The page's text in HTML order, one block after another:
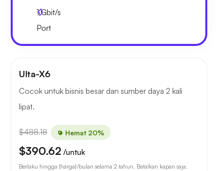
1Gbit/s
Port
Ulta-X6
Cocok untuk bisnis besar dan sumber daya 2 kali
lipat.
$488.18 Hemat 20%
$390.62 /untuk
Berlaku hingga {harga}/bulan selama 2 tahun. Batalkan kapan saja.